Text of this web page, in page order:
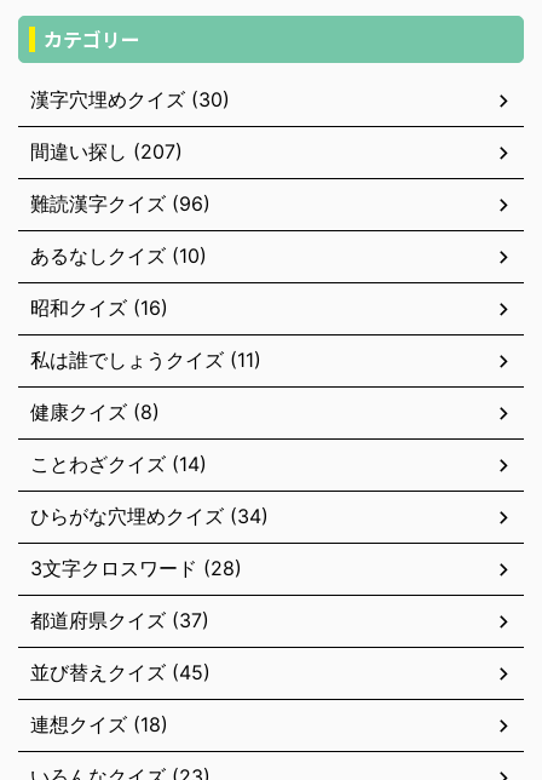
カテゴリー
漢字穴埋めクイズ (30)
間違い探し (207)
難読漢字クイズ (96)
あるなしクイズ (10)
昭和クイズ (16)
私は誰でしょうクイズ (11)
健康クイズ (8)
ことわざクイズ (14)
ひらがな穴埋めクイズ (34)
3文字クロスワード (28)
都道府県クイズ (37)
並び替えクイズ (45)
連想クイズ (18)